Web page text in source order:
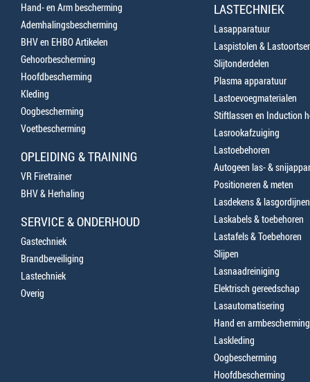
Hand- en Arm bescherming
Ademhalingsbescherming
BHV en EHBO Artikelen
Gehoorbescherming
Hoofdbescherming
Kleding
Oogbescherming
Voetbescherming
OPLEIDING & TRAINING
VR Firetrainer
BHV & Herhaling
SERVICE & ONDERHOUD
Gastechniek
Brandbeveiliging
Lastechniek
Overig
LASTECHNIEK
Lasapparatuur
Laspistolen &
Slijtonderdelen
Plasma apparatuur
Lastoevoegmaterialen
Stiftlassen en Induction
Lasrookafzuiging
Lastoebehoren
Autogeen las- &
Positioneren & meten
Lasdekens & lasgordijnen
Laskabels & toebehoren
Lastafels & Toebehoren
Slijpen
Lasnaadreiniging
Elektrisch gereedschap
Lasautomatisering
Hand en armbescherming
Laskleding
Oogbescherming
Hoofdbescherming